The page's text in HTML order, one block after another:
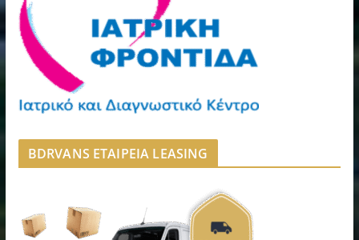
BDRVANS ΕΤΑΙΡΕΙΑ LEASING